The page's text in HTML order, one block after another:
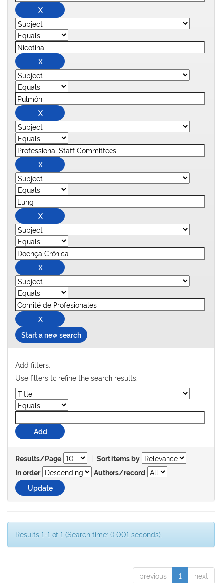
Start a new search
Add filters:
Use filters to refine the search results.
Results/Page | Sort items by
In order
Authors/record
Results 1-1 of 1 (Search time: 0.001 seconds).
previous 1 next